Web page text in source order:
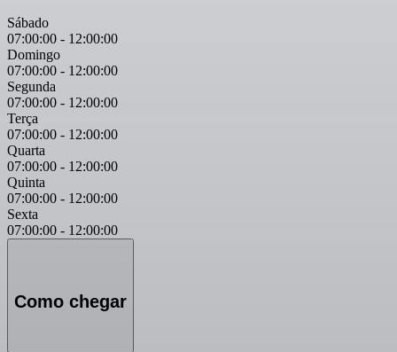
Sábado
07:00:00 - 12:00:00
Domingo
07:00:00 - 12:00:00
Segunda
07:00:00 - 12:00:00
Terça
07:00:00 - 12:00:00
Quarta
07:00:00 - 12:00:00
Quinta
07:00:00 - 12:00:00
Sexta
07:00:00 - 12:00:00
Como chegar